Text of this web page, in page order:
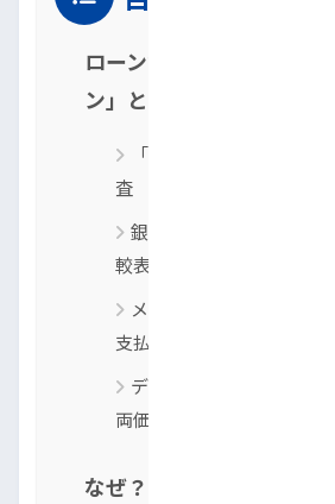
ローンが通らない人のた
ン」とは？
「自社ローン」は販売店
査
銀行・信販ローンとの決
較表】
メリット：過去の信用情
支払い能力」を重視
デメリットと注意点：金
両価格
なぜ？自動車ローンが通